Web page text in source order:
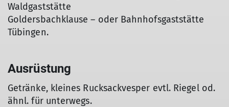
Waldgaststätte
Goldersbachklause – oder Bahnhofsgaststätte
Tübingen.
Ausrüstung
Getränke, kleines Rucksackvesper evtl. Riegel od.
ähnl. für unterwegs.